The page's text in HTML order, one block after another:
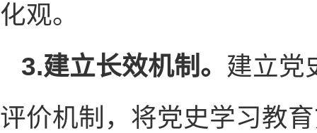
化观。
3.建立长效机制。 建立党
评价机制，将党史学习教